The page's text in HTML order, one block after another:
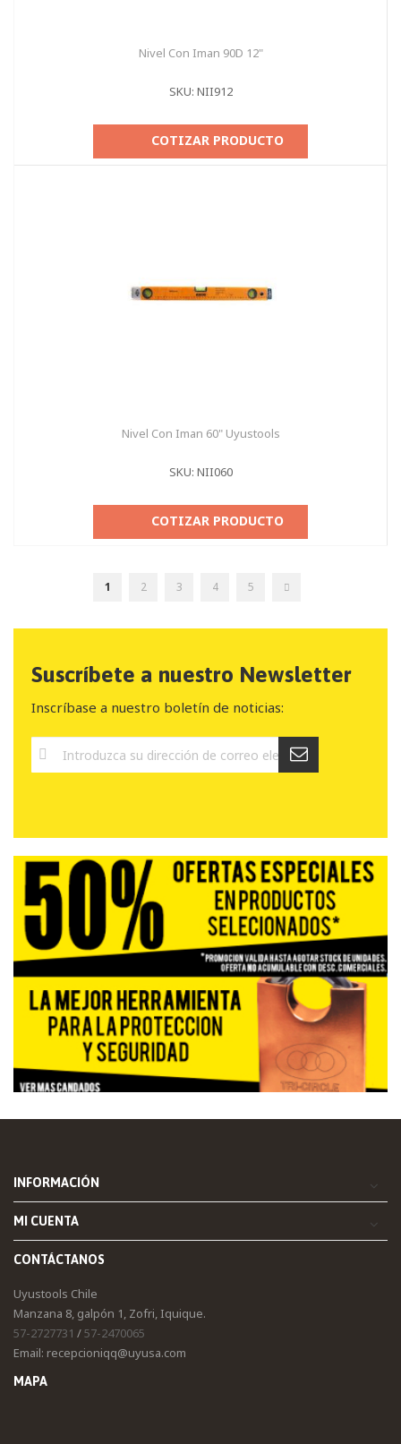
Nivel Con Iman 90D 12"
SKU: NII912
COTIZAR PRODUCTO
Nivel Con Iman 60" Uyustools
SKU: NII060
COTIZAR PRODUCTO
Página
Actualmente
estás
página
1 Página
2 Página
3 Página
4 Página
5 Seguir
Suscríbete a nuestro Newsletter
Inscríbase a nuestro boletín de noticias:
INFORMACIÓN
MI CUENTA
CONTÁCTANOS
Uyustools Chile
Manzana 8, galpón 1, Zofri, Iquique.
57-2727731 /57-2470065
Email: recepcioniqq@uyusa.com
MAPA